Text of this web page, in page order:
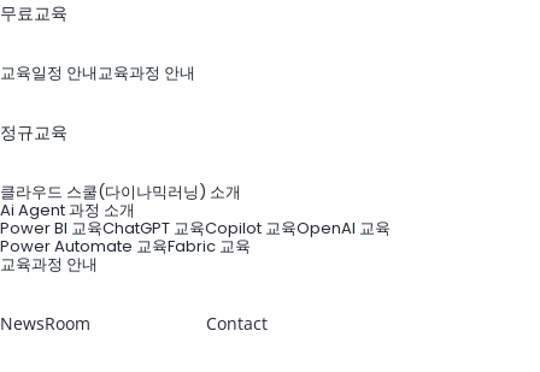
무료교육
교육일정 안내교육과정 안내
정규교육
클라우드 스쿨(다이나믹러닝) 소개
Ai Agent 과정 소개
Power BI 교육ChatGPT 교육Copilot 교육OpenAI 교육
Power Automate 교육Fabric 교육
교육과정 안내
NewsRoom Contact